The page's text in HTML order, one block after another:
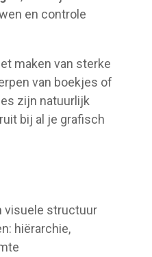
en controle
maken van sterke
van boekjes of
zijn natuurlijk
bij al je grafisch
visuele structuur
hiërarchie,